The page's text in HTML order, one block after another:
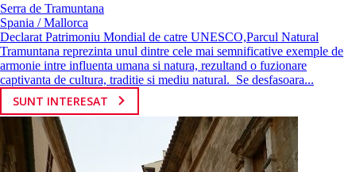
Serra de Tramuntana
Spania / Mallorca
Declarat Patrimoniu Mondial de catre UNESCO,Parcul Natural
Tramuntana reprezinta unul dintre cele mai semnificative exemple de
armonie intre influenta umana si natura, rezultand o fuzionare
captivanta de cultura, traditie si mediu natural. Se desfasoara...
SUNT INTERESAT